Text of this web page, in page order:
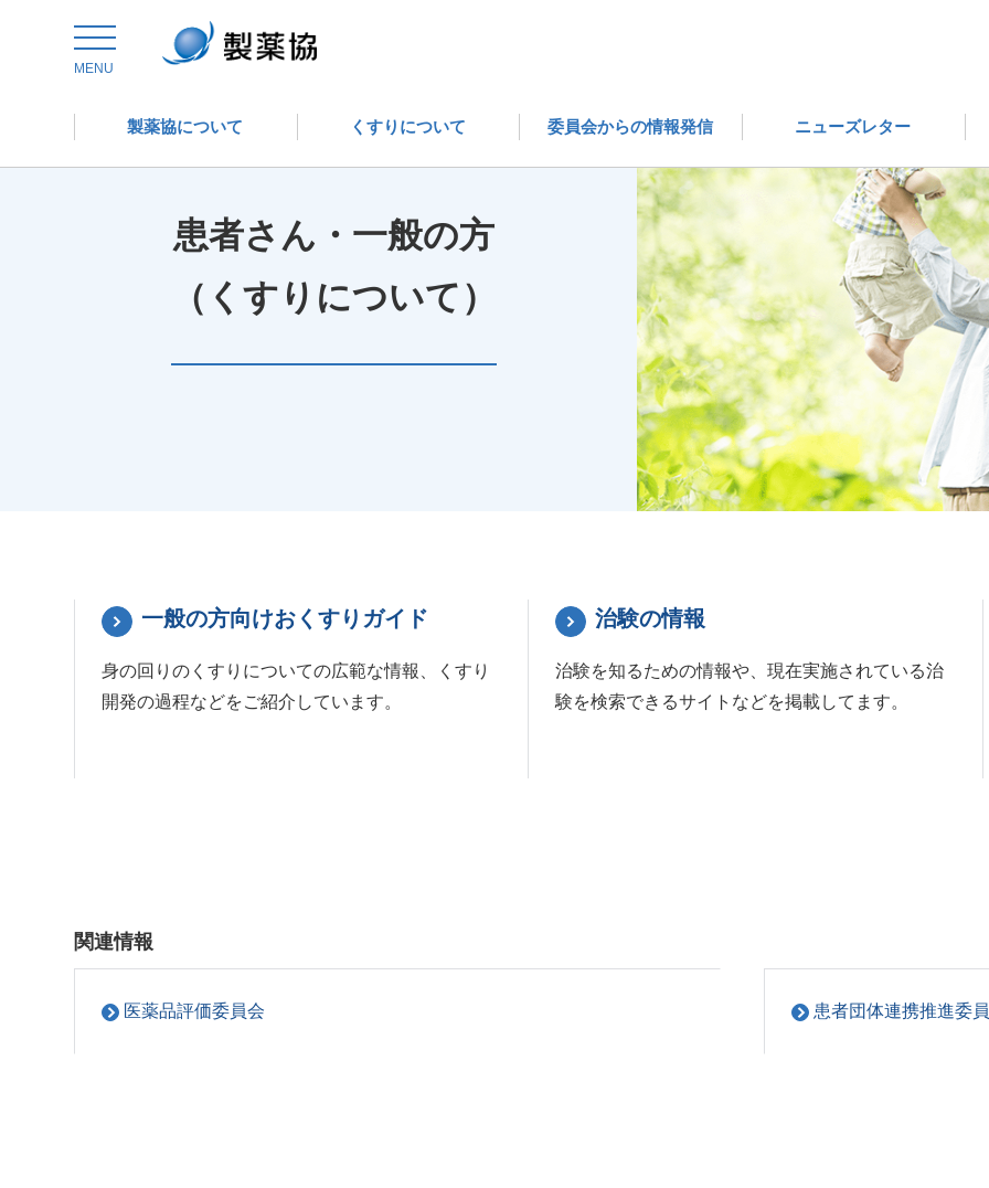
MENU
製薬協について くすりについて 委員会からの情報発信 ニューズレター
トップ 患者さん・一般の方 （くすりについて）
患者さん・一般の方
（くすりについて）
一般の方向けおくすりガイド
身の回りのくすりについての広範な情報、くすり
開発の過程などをご紹介しています。
治験の情報
治験を知るための情報や、現在実施されている治
験を検索できるサイトなどを掲載してます。
関連情報
医薬品評価委員会 患者団体連携推進委